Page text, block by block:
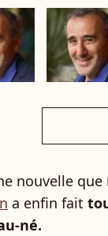
nouvelle
a enfin fait
né.